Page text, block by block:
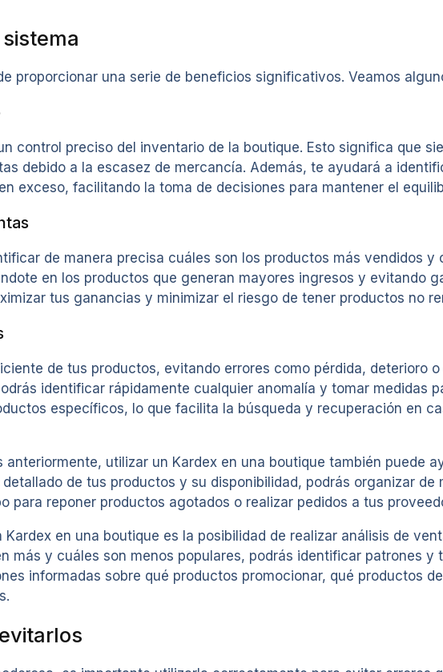
proporcionar una serie de beneficios significativos. Veamos
control preciso del inventario de la boutique. Esto significa que
debido a la escasez de mercancía. Además, te ayudará a
exceso, facilitando la toma de decisiones para mantener el
de manera precisa cuáles son los productos más vendidos y
en los productos que generan mayores ingresos y evitando
tus ganancias y minimizar el riesgo de tener productos no
de tus productos, evitando errores como pérdida, deterioro
identificar rápidamente cualquier anomalía y tomar medidas
específicos, lo que facilita la búsqueda y recuperación en
utilizar un Kardex en una boutique también puede
de tus productos y su disponibilidad, podrás organizar
para reponer productos agotados o realizar pedidos a tus
en una boutique es la posibilidad de realizar análisis de
más y cuáles son menos populares, podrás identificar patrones
informadas sobre qué productos promocionar, qué productos